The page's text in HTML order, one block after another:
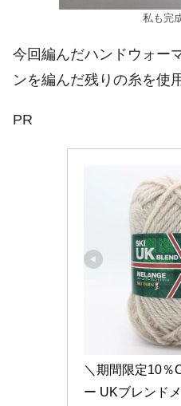
私も完
今回編んだハンドウォー
ンを編んだ残りの糸を使
PR
＼期間限定10％
ー UKブレンド